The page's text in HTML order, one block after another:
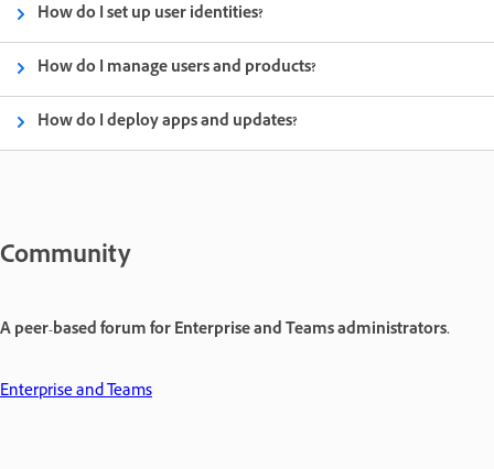
How do I set up user identities?
How do I manage users and products?
How do I deploy apps and updates?
Community
A peer-based forum for Enterprise and Teams administrators.
Enterprise and Teams